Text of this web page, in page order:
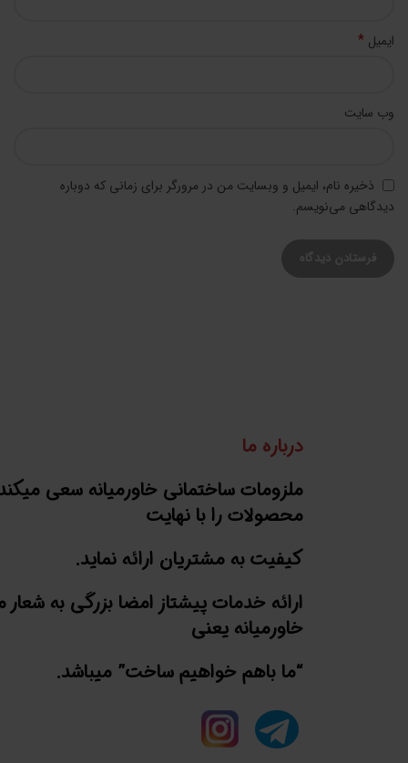
ایمیل *
وب‌ سایت
ذخیره نام، ایمیل و وبسایت من در مرورگر برای زمانی که دوباره
دیدگاهی می‌نویسم.
درباره ما
ملزومات ساختمانی خاورمیانه سعی
محصولات را با نهایت
کیفیت به مشتریان ارائه نماید.
ارائه خدمات پیشتاز امضا بزرگی به شعار
خاورمیانه یعنی
“ما باهم خواهیم ساخت” میباشد.